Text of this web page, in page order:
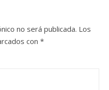
no será publicada. Los
con *